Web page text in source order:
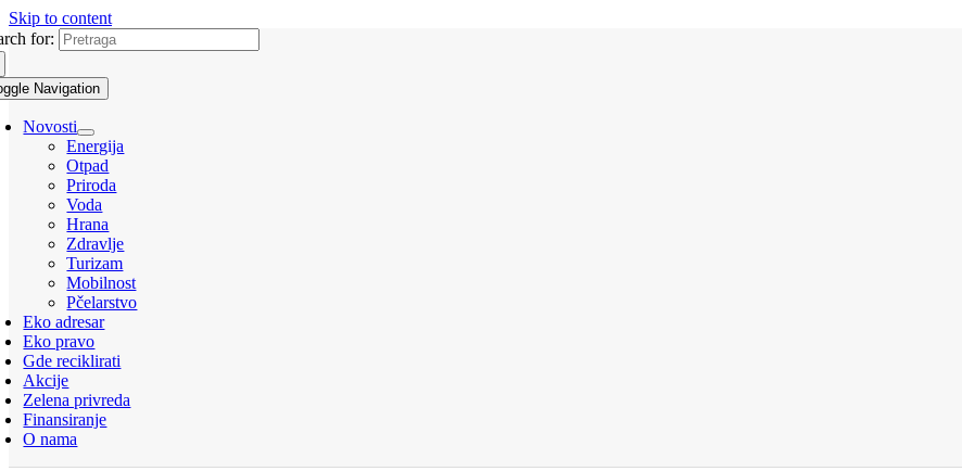
Skip to content
for:
Navigation
Novosti
Energija
Otpad
Priroda
Voda
Hrana
Zdravlje
Turizam
Mobilnost
Pčelarstvo
Eko adresar
Eko pravo
Gde reciklirati
Akcije
Zelena privreda
Finansiranje
O nama